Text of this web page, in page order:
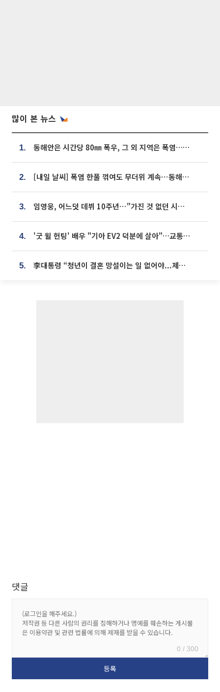
많이 본 뉴스
1. 동해안은 시간당 80㎜ 폭우, 그 외 지역은 폭염…‘극과 극 날씨’
2. [내일 날씨] 폭염 한풀 꺾여도 무더위 계속⋯동해안 이틀 연속 비
3. 임영웅, 어느덧 데뷔 10주년⋯"가진 것 없던 시절, 내 앞엔 20명의 팬뿐"
4. '굿 윌 헌팅' 배우 "기아 EV2 덕분에 살아"…교통사고 후 안전성 극찬
5. 李대통령 “청년이 결혼 망설이는 일 없어야...제도상 불이익 조사”
댓글
0 / 300